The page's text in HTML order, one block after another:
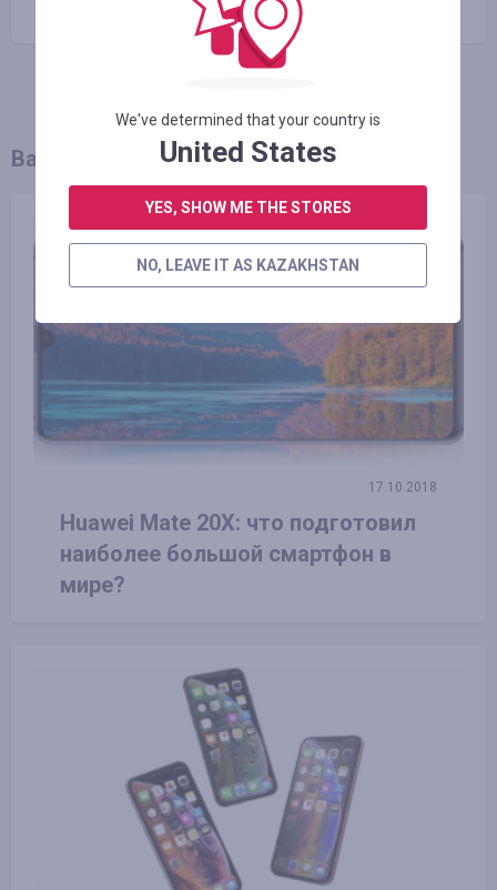
Вам так же может понравиться
17.10.2018
Huawei Mate 20X: что подготовил
наиболее большой смартфон в
мире?
We've determined that your country is
United States
YES, SHOW ME THE STORES
NO, LEAVE IT AS KAZAKHSTAN